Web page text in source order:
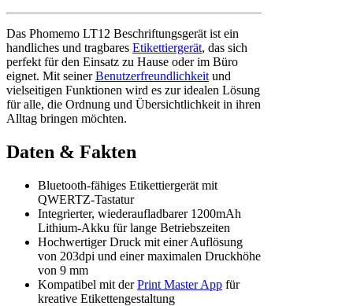
Das Phomemo LT12 Beschriftungsgerät ist ein
handliches und tragbares Etikettiergerät, das sich
perfekt für den Einsatz zu Hause oder im Büro
eignet. Mit seinerBenutzerfreundlichkeit und
vielseitigen Funktionen wird es zur idealen Lösung
für alle, die Ordnung und Übersichtlichkeit in ihren
Alltag bringen möchten.
Daten & Fakten
Bluetooth-fähiges Etikettiergerät mit
QWERTZ-Tastatur
Integrierter, wiederaufladbarer 1200mAh
Lithium-Akku für lange Betriebszeiten
Hochwertiger Druck mit einer Auflösung
von 203dpi und einer maximalen Druckhöhe
von 9 mm
Kompatibel mit derPrint Master App für
kreative Etikettengestaltung